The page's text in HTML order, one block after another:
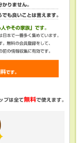
利用の停
の停止
を受け付け
以下の
で受け付
ありま
況の統計